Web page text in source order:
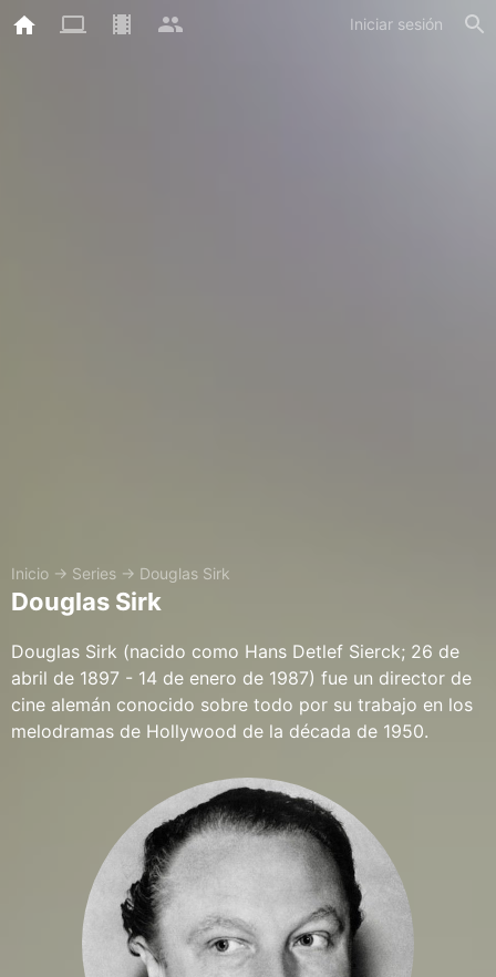
Iniciar sesión
Inicio → Series → Douglas Sirk
Douglas Sirk
Douglas Sirk (nacido como Hans Detlef Sierck; 26 de
abril de 1897 - 14 de enero de 1987) fue un director de
cine alemán conocido sobre todo por su trabajo en los
melodramas de Hollywood de la década de 1950.